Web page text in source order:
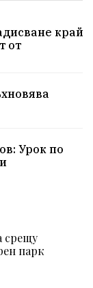
край
от
Урок по
срещу
парк